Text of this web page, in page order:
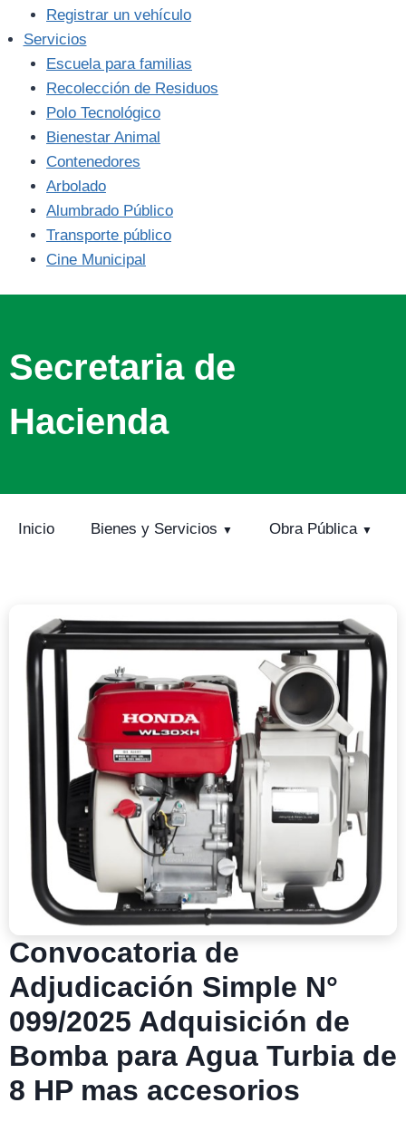
Registrar un vehículo
Servicios
Escuela para familias
Recolección de Residuos
Polo Tecnológico
Bienestar Animal
Contenedores
Arbolado
Alumbrado Público
Transporte público
Cine Municipal
Secretaria de
Hacienda
Inicio Bienes y Servicios Obra Pública
Convocatoria de
Adjudicación Simple N°
099/2025 Adquisición de
Bomba para Agua Turbia de
8 HP mas accesorios